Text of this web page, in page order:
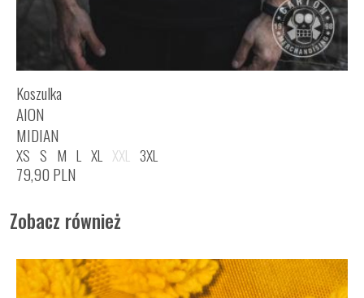
Koszulka
AION
MIDIAN
XS S M L XL XXL 3XL
79,90 PLN
Zobacz również